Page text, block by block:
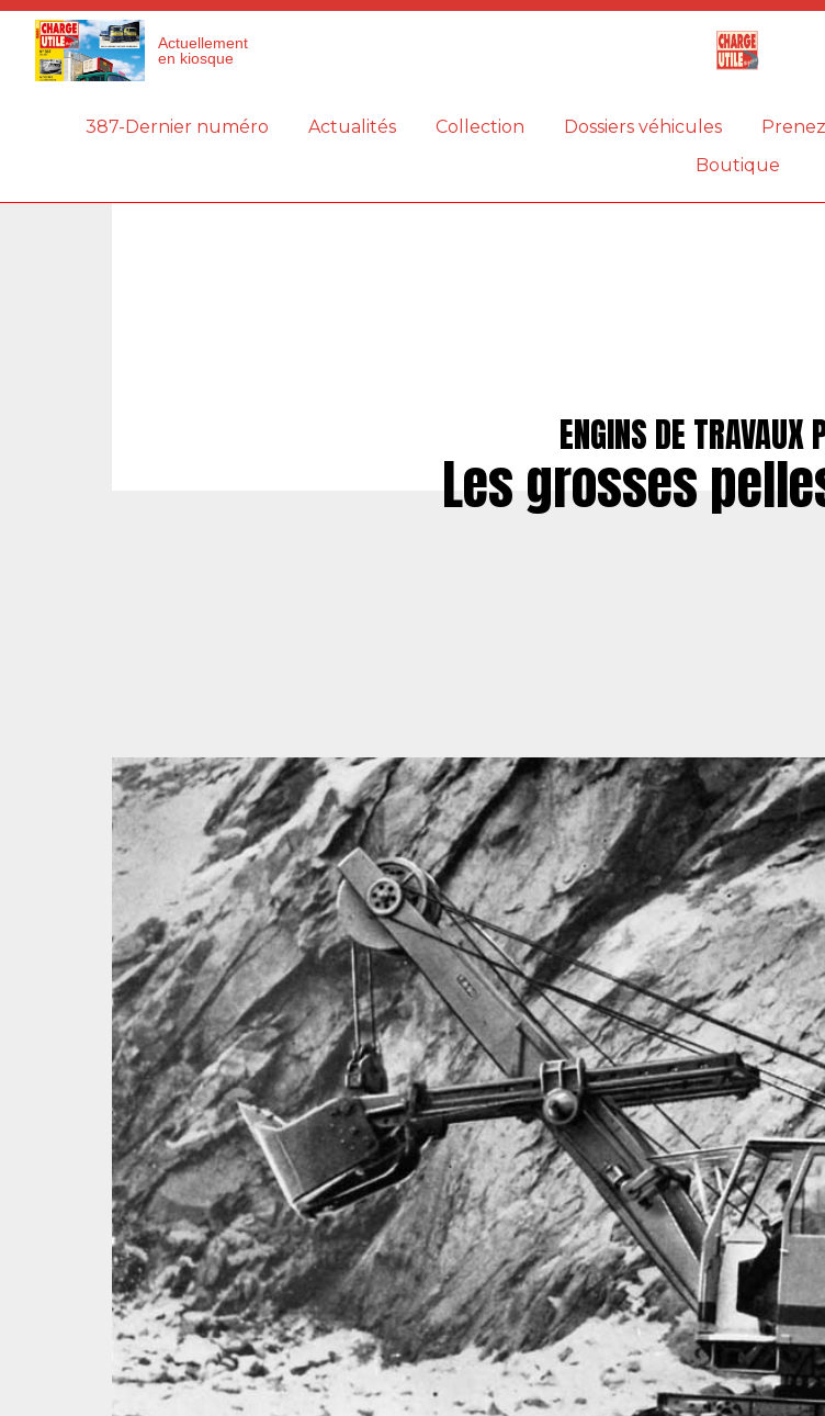
Actuellement
en kiosque
387-Dernier numéro Actualités Collection Dossiers véhicules
Boutique
ENGINS DE TRAVAUX
Les grosses
Panneau de gestion des cookies